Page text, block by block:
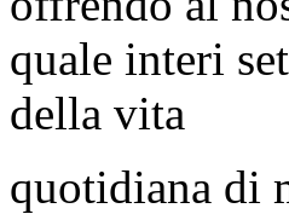
quale interi
della vita
quotidiana di